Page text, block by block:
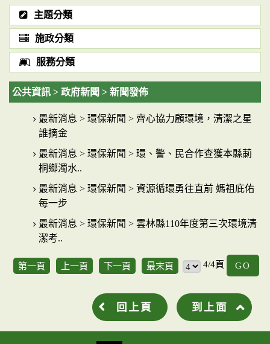
主題分類
施政分類
服務分類
公共資訊 > 政府新聞 > 新聞發佈
最新消息 > 環保新聞 > 齊心協力顧環境，清潔之星
誰摘金
最新消息 > 環保新聞 > 環、警、民合作查獲本縣莿
桐鄉濁水..
最新消息 > 環保新聞 > 資源循環勇往直前 媽祖庇佑
每一步
最新消息 > 環保新聞 > 雲林縣110年度第三次環境清
潔考..
第一頁 上一頁 下一頁 最末頁 4/4頁
回上頁 到上面